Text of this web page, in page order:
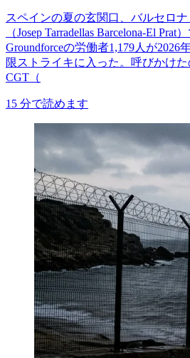
スペインの夏の玄関口、バルセロ
（Josep Tarradellas Barcelona-El
Groundforceの労働者1,179人が2026
限ストライキに入った。呼びかけ
CGT（
15 分で読めます